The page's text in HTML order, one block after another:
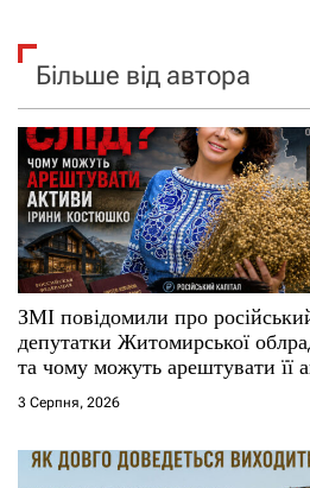
Більше від автора
ЗМІ повідомили про
депутатки Житомирської
та чому можуть арештувати її
3 Серпня, 2026